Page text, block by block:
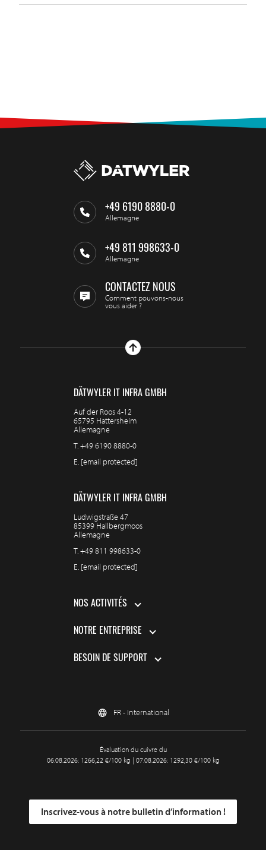
+49 6190 8880-0
Allemagne
+49 811 998633-0
Allemagne
CONTACTEZ NOUS
Comment pouvons-nous
vous aider ?
DÄTWYLER IT INFRA GMBH
Auf der Roos 4-12
65795 Hattersheim
Allemagne
T.+49 6190 8880-0
E. [email protected]
DÄTWYLER IT INFRA GMBH
Ludwigstraße 47
85399 Hallbergmoos
Allemagne
T.+49 811 998633-0
E. [email protected]
NOS ACTIVITÉS
NOTRE ENTREPRISE
BESOIN DE SUPPORT
FR - International
Évaluation du cuivre du
06.08.2026: 1266,22 €/100 kg | 07.08.2026: 1292,30 €/100 kg
Inscrivez-vous à notre bulletin d’information !